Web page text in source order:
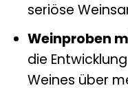
seriöse
Weinproben
die
Weines über